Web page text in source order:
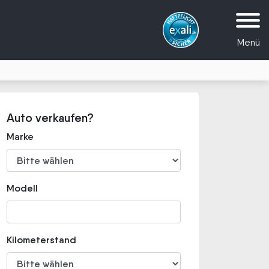
Menü
Auto verkaufen?
Marke
Modell
Kilometerstand